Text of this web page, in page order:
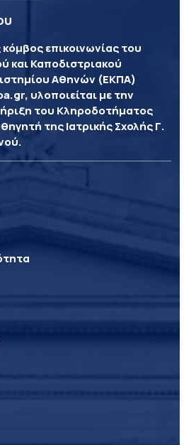
επικοινωνίας του
και Καποδιστριακού
Αθηνών (ΕΚΠΑ)
υλοποιείται με την
του Κληροδοτήματος
της Ιατρικής Σχολής Γ.